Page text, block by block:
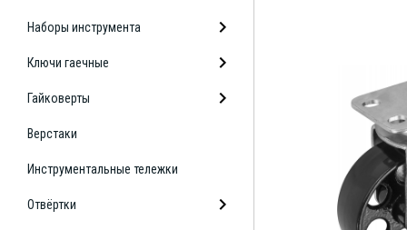
Наборы инструмента
Ключи гаечные
Гайковерты
Верстаки
Инструментальные тележки
Отвёртки